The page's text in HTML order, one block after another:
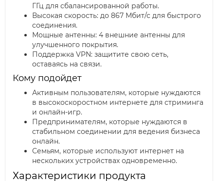
ГГц для сбалансированной работы.
Высокая скорость: до 867 Мбит/с для быстрого
соединения.
Мощные антенны: 4 внешние антенны для
улучшенного покрытия.
Поддержка VPN: защитите свою сеть,
оставаясь на связи.
Кому подойдет
Активным пользователям, которые нуждаются
в высокоскоростном интернете для стриминга
и онлайн-игр.
Предпринимателям, которые нуждаются в
стабильном соединении для ведения бизнеса
онлайн.
Семьям, которые используют интернет на
нескольких устройствах одновременно.
Характеристики продукта